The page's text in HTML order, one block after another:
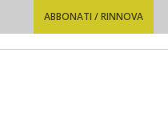
ABBONATI / RINNOVA